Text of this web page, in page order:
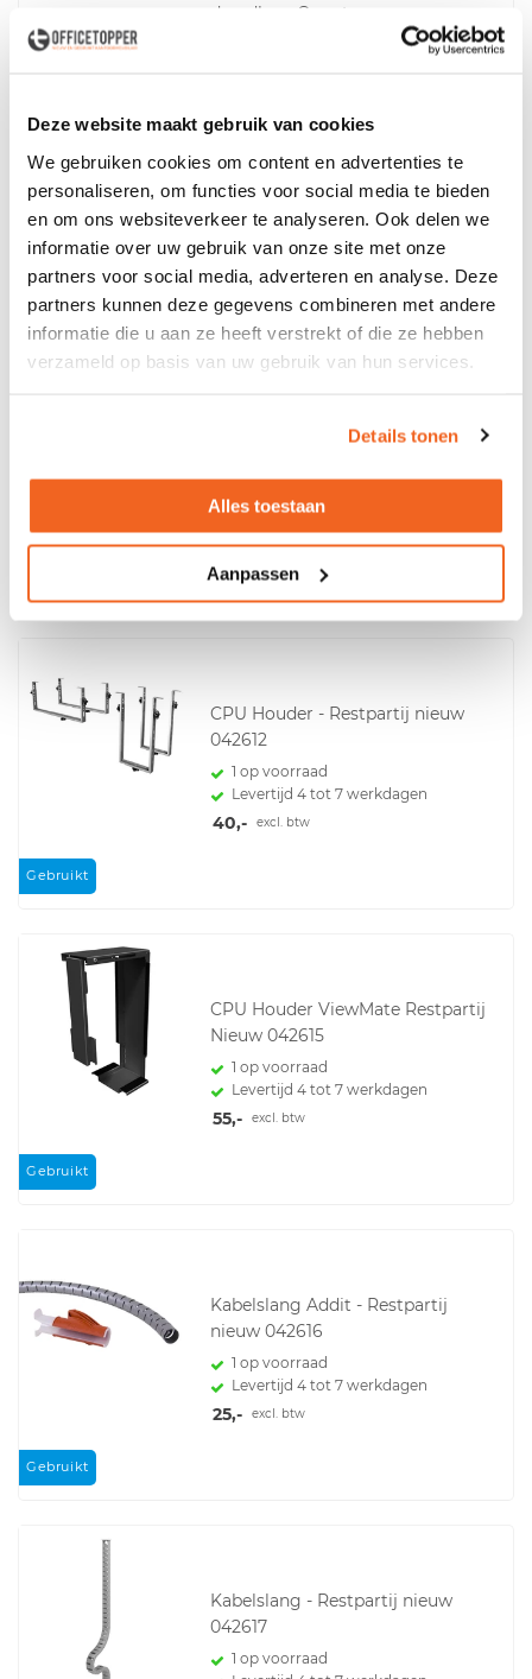
Deze website maakt gebruik van cookies
We gebruiken cookies om content en advertenties te
personaliseren, om functies voor social media te bieden
en om ons websiteverkeer te analyseren. Ook delen we
informatie over uw gebruik van onze site met onze
partners voor social media, adverteren en analyse. Deze
partners kunnen deze gegevens combineren met andere
informatie die u aan ze heeft verstrekt of die ze hebben
verzameld op basis van uw gebruik van hun services.
Details tonen
Alles toestaan
Aanpassen
draadloos Qwerty
Draadloos
Levertijd 4 tot 7 werkdagen
64,- excl. btw
Toetsenbord Ergofy Ultra Slim
draadloos mini Qwerty
28,4cm
54,- excl. btw
Voor zowelParticulier als
Gebruikt
CPU Houder - Restpartij nieuw
042612
1 op voorraad
Levertijd 4 tot 7 werkdagen
40,- excl. btw
Gebruikt
CPU Houder ViewMate Restpartij
Nieuw 042615
1 op voorraad
Levertijd 4 tot 7 werkdagen
55,- excl. btw
Gebruikt
Kabelslang Addit - Restpartij
nieuw 042616
1 op voorraad
Levertijd 4 tot 7 werkdagen
25,- excl. btw
Kabelslang - Restpartij nieuw
042617
1 op voorraad